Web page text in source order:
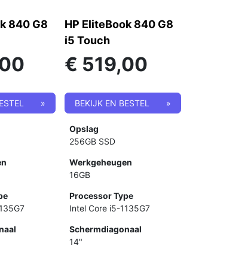
840 G8
»
HP EliteBook 840 G8
i5 Touch
€ 519,00
BEKIJK EN BESTEL »
Opslag
256GB SSD
Werkgeheugen
16GB
Processor Type
Intel Core i5-1135G7
Schermdiagonaal
14"